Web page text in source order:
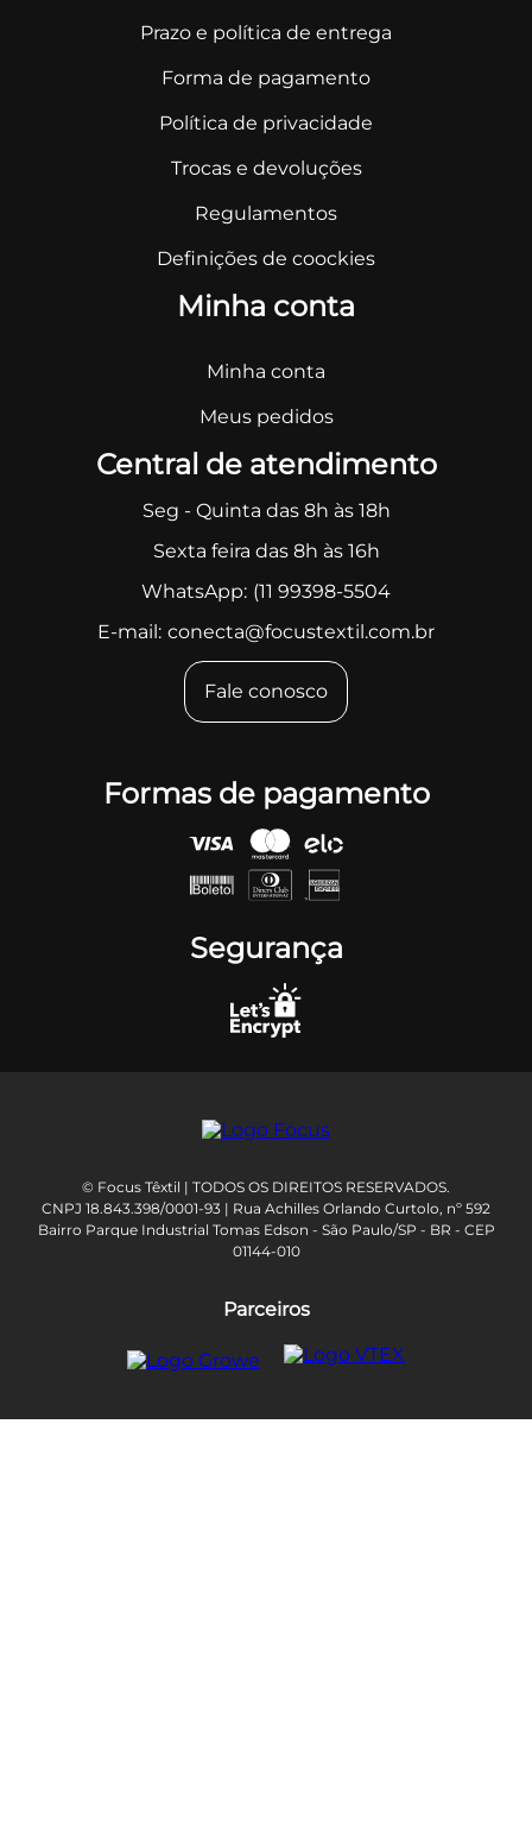
Prazo e política de entrega
Forma de pagamento
Política de privacidade
Trocas e devoluções
Regulamentos
Definições de coockies
Minha conta
Minha conta
Meus pedidos
Central de atendimento
Seg - Quinta das 8h às 18h
Sexta feira das 8h às 16h
WhatsApp: (11 99398-5504
E-mail: conecta@focustextil.com.br
Fale conosco
Formas de pagamento
Segurança
© Focus Têxtil | TODOS OS DIREITOS RESERVADOS.
CNPJ 18.843.398/0001-93 | Rua Achilles Orlando Curtolo, nº 592
Bairro Parque Industrial Tomas Edson - São Paulo/SP - BR - CEP
01144-010
Parceiros